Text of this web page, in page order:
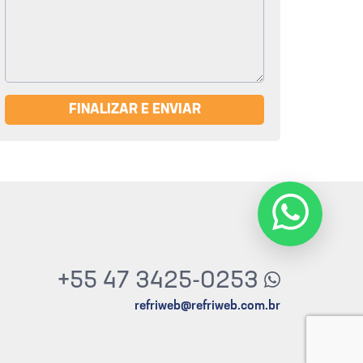
FINALIZAR E ENVIAR
+55 47 3425-0253
refriweb@refriweb.com.br